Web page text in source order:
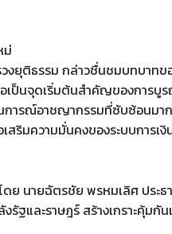
ม่
งยุติธรรม กล่าวชื่นชมบทบาท
อเป็นจุดเริ่มต้นสำคัญของการ
การณ์อาชญากรรมที่ซับซ้อนม
เสริมความมั่นคงของระบบการ
ย นายฉัตรชัย พรหมเลิศ ประ
รัฐและราษฎร์ สร้างเกราะคุ้ม